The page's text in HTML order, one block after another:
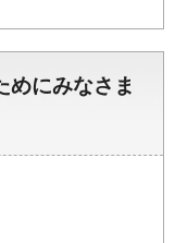
めにみなさま